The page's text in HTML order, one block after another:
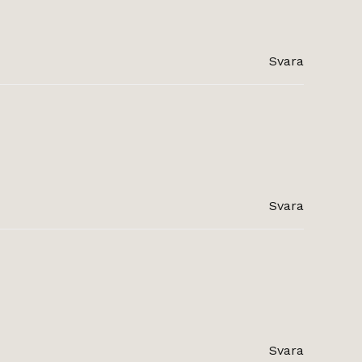
Svara
Svara
Svara